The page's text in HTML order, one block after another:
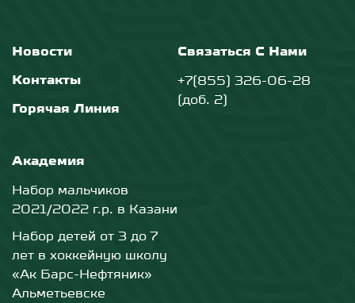
Новости
Контакты
Горячая Линия
Академия
Набор мальчиков
2021/2022 г.р. в Казани
Набор детей от 3 до 7
лет в хоккейную школу
«Ак Барс-Нефтяник»
Альметьевске
Связаться С Нами
+7(855) 326-06-28
(доб. 2)